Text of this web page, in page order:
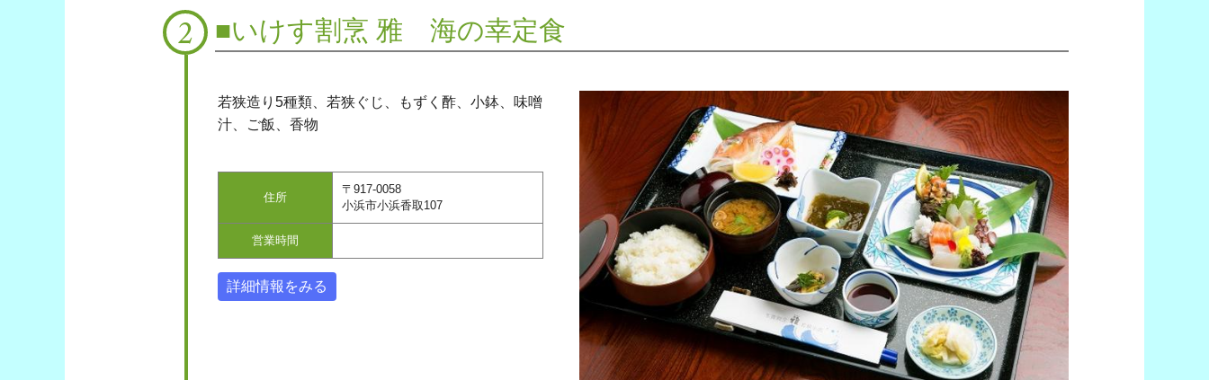
2 ■いけす割烹 雅 海の幸定食
若狭造り5種類、若狭ぐじ、もずく酢、小鉢、味噌
汁、ご飯、香物
住所
〒917-0058
小浜市小浜香取107
営業時間
詳細情報をみる